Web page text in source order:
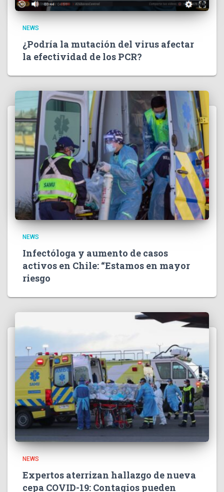
NEWS
¿Podría la mutación del virus afectar
la efectividad de los PCR?
NEWS
Infectóloga y aumento de casos
activos en Chile: “Estamos en mayor
riesgo
NEWS
Expertos aterrizan hallazgo de nueva
cepa COVID-19: Contagios pueden